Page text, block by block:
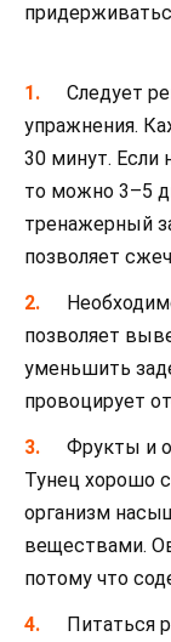
Следует
упражнения.
30 минут. Если
то можно 3–5
тренажерный
позволяет
позволяет
уменьшить
провоцирует
Фрукты и
Тунец хорошо
организм
веществами.
потому что
Питаться